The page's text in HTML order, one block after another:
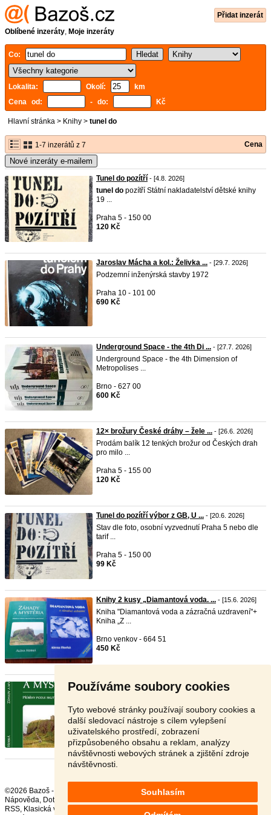
Používáme soubory cookies
Tyto webové stránky používají soubory cookies a
další sledovací nástroje s cílem vylepšení
uživatelského prostředí, zobrazení
přizpůsobeného obsahu a reklam, analýzy
návštěvnosti webových stránek a zjištění zdroje
návštěvnosti.
Souhlasím
Přidat inzerát
Oblíbené inzeráty, Moje inzeráty
Co:
Lokalita: Okolí:
km
Cena od:
- do: Kč
Hlavní stránka > Knihy > tunel do
1-7 inzerátů z 7 Cena
Nové inzeráty e-mailem
Tunel do pozítří - [4.8. 2026]
tunel do pozítří Státní nakladatelství dětské knihy
19 ...
Praha 5 - 150 00
120 Kč
Jaroslav Mácha a kol.: Želivka ... - [29.7. 2026]
Podzemní inženýrská stavby 1972
Praha 10 - 101 00
690 Kč
Underground Space - the 4th Di ... - [27.7. 2026]
Underground Space - the 4th Dimension of
Metropolises ...
Brno - 627 00
600 Kč
12× brožury České dráhy – žele ... - [26.6. 2026]
Prodám balík 12 tenkých brožur od Českých drah
pro milo ...
Praha 5 - 155 00
120 Kč
Tunel do pozítří výbor z GB, U ... - [20.6. 2026]
Stav dle foto, osobní vyzvednutí Praha 5 nebo dle
tarif ...
Praha 5 - 150 00
99 Kč
Knihy 2 kusy „Diamantová voda. ... - [15.6. 2026]
Kniha "Diamantová voda a zázračná uzdravení"+
Kniha „Z ...
Brno venkov - 664 51
450 Kč
Kniha „ZÁHADY A MYSTÉRIA Pří ...- [15.6. 2026]
skutečných událo ...
Brno venkov - 664 51
299 Kč
©2026 Bazoš -
Nápověda, Dotazy ,
,
RSS,